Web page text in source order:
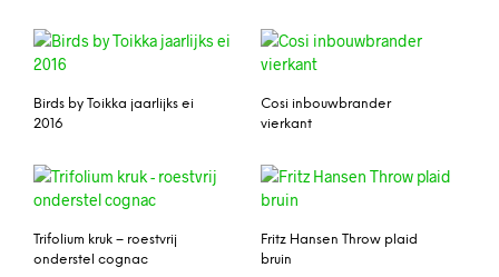
Birds by Toikka jaarlijks ei
2016
Cosi inbouwbrander
vierkant
Trifolium kruk – roestvrij
onderstel cognac
Fritz Hansen Throw plaid
bruin